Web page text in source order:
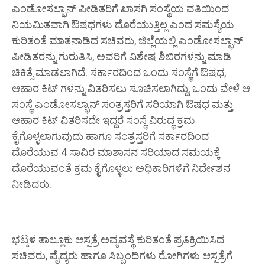
ಎಂಡೋಸಲ್ಫಾನ್ ಪೀಡಿತರಿಗೆ ಖಾಸಗಿ ಸಂಸ್ಥೆಯ ವತಿಯಿಂದ
ನಿಯಮಿತವಾಗಿ ಔಷಧಗಳು ದೊರೆಯುತ್ತಿಲ್ಲ ಎಂದ ಸಮಸ್ಯೆಯ
ಕುರಿತಂತೆ ಮಾತನಾಡಿದ ಸಚಿವರು, ಜಿಲ್ಲೆಯಲ್ಲಿ ಎಂಡೋಸಲ್ಫಾನ್
ಪೀಡಿತರನ್ನು ಗುರುತಿಸಿ, ಅವರಿಗೆ ವಿಶೇಷ ಶಿಬಿರಗಳನ್ನು ಮಾಡಿ
ಚಿಕಿತ್ಸೆ ಮಾಡಲಾಗಿದೆ. ಸರ್ಕಾರದಿಂದ ಒಂದು ಸಂಸ್ಥೆಗೆ ಔಷಧ,
ಆಹಾರ ಕಿಟ್ ಗಳನ್ನು ವಿತರಿಸಲು ಸೂಚಿಸಲಾಗಿದ್ದು, ಒಂದು ವೇಳೆ ಆ
ಸಂಸ್ಥೆ ಎಂಡೋಸಲ್ಫಾನ್ ಸಂತ್ರಸ್ತರಿಗೆ ಸರಿಯಾಗಿ ಔಷಧ ಮತ್ತು
ಆಹಾರ ಕಿಟ್ ವಿತರಿಸದೇ ಇದ್ದರೆ ಸಂಸ್ಥೆ ವಿರುದ್ಧ ಕ್ರಮ
ಕೈಗೊಳ್ಳಲಾಗುವುದು ಹಾಗೂ ಸಂತ್ರಸ್ತರಿಗೆ ಸರ್ಕಾರದಿಂದ
ದೊರೆಯುವ 4 ಸಾವಿರ ಮಾಶಾಸನ ಸರಿಯಾದ ಸಮಯಕ್ಕೆ
ದೊರೆಯುವಂತೆ ಕ್ರಮ ಕೈಗೊಳ್ಳಲು ಅಧಿಕಾರಿಗಳಿಗೆ ನಿರ್ದೇಶನ
ನೀಡಿದರು.
ಭಟ್ಕಳ ತಾಲ್ಲೂಕು ಆಸ್ಪತ್ರೆ ಅವ್ಯವಸ್ಥೆ ಕುರಿತಂತೆ ಪ್ರತಿಕ್ರಿಯಿಸಿದ
ಸಚಿವರು, ವೈದ್ಯರು ಹಾಗೂ ಸಿಬ್ಬಂದಿಗಳು ರೋಗಿಗಳು ಆಸ್ಪತ್ರೆಗೆ